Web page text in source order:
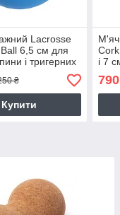
Lacrosse
6,5 см для
і тригерних
₴
Купити
і 7
790